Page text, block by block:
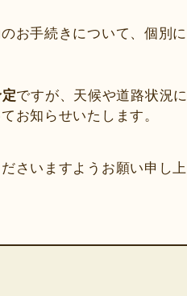
お手続きについて、個別に
ですが、天候や道路状況に
お知らせいたします。
さいますようお願い申し上